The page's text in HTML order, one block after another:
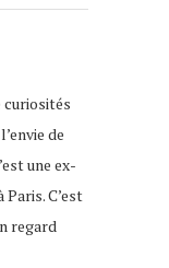
curiosités
de
une ex-
C’est
regard